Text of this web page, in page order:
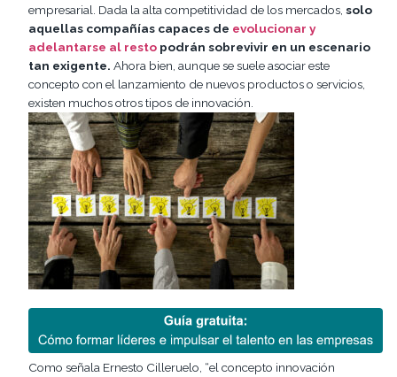
empresarial. Dada la alta competitividad de los mercados, solo
aquellas compañías capaces de evolucionar y
adelantarse al resto podrán sobrevivir en un escenario
tan exigente. Ahora bien, aunque se suele asociar este
concepto con el lanzamiento de nuevos productos o servicios,
existen muchos otros tipos de innovación.
Como señala Ernesto Cilleruelo, “el concepto innovación